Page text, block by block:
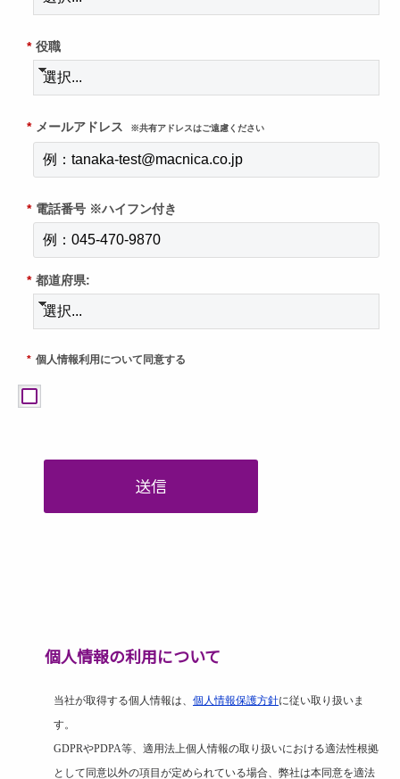
* 役職
* メールアドレス ※共有アドレスはご遠慮ください
* 電話番号 ※ハイフン付き
* 都道府県:
* 個人情報利用について同意する
送信
個人情報の利用について
当社が取得する個人情報は、 個人情報保護方針に従い取り扱いま
す。
GDPRやPDPA等、適用法上個人情報の取り扱いにおける適法性根拠
として同意以外の項目が定められている場合、弊社は本同意を適法